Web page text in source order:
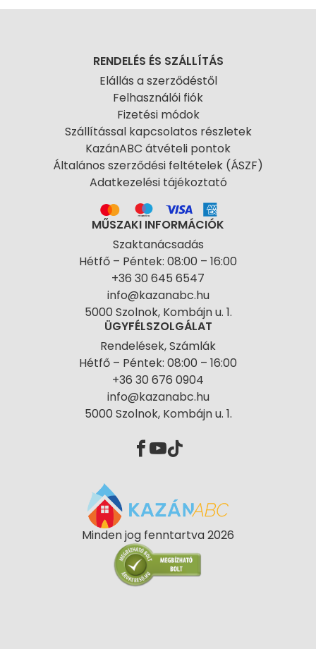
RENDELÉS ÉS SZÁLLÍTÁS
Elállás a szerződéstől
Felhasználói fiók
Fizetési módok
Szállítással kapcsolatos részletek
KazánABC átvételi pontok
Általános szerződési feltételek (ÁSZF)
Adatkezelési tájékoztató
MŰSZAKI INFORMÁCIÓK
Szaktanácsadás
Hétfő – Péntek: 08:00 – 16:00
+36 30 645 6547
info@kazanabc.hu
5000 Szolnok, Kombájn u. 1.
ÜGYFÉLSZOLGÁLAT
Rendelések, Számlák
Hétfő – Péntek: 08:00 – 16:00
+36 30 676 0904
info@kazanabc.hu
5000 Szolnok, Kombájn u. 1.
Minden jog fenntartva 2026